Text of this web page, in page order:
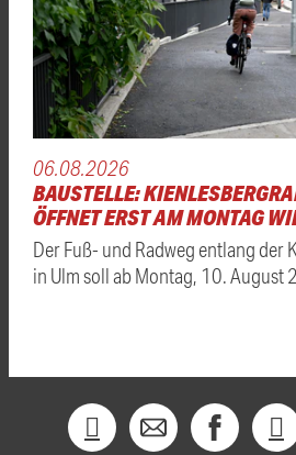
06.08.2026
BAUSTELLE:
ÖFFNET ERST AM MONTAG
Der Fuß- und Radweg entlang der
in Ulm soll ab Montag, 10.